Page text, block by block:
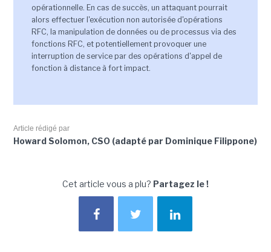
opérationnelle. En cas de succès, un attaquant pourrait
alors effectuer l'exécution non autorisée d'opérations
RFC, la manipulation de données ou de processus via des
fonctions RFC, et potentiellement provoquer une
interruption de service par des opérations d'appel de
fonction à distance à fort impact.
Article rédigé par
Howard Solomon, CSO (adapté par Dominique Filippone)
Cet article vous a plu? Partagez le !